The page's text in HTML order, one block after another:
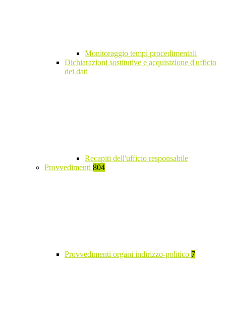
Monitoraggio tempi procedimentali
Dichiarazioni sostitutive e acquisizione d'ufficio
dei dati
Recapiti dell'ufficio responsabile
Provvedimenti 804
Provvedimenti organi indirizzo-politico 7